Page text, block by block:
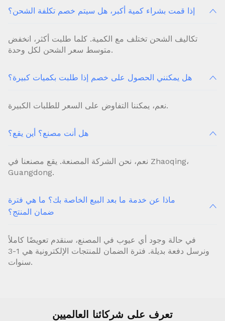
إذا قمت بشراء كمية أكبر، هل سيتم خصم تكلفة الشحن؟
تكاليف الشحن تختلف مع الكمية. كلما طلبت أكثر، انخفض
متوسط ​​سعر الشحن لكل وحدة.
هل يمكنني الحصول على خصم إذا طلبت بكميات كبيرة؟
نعم، يمكننا التفاوض على السعر للطلبات الكبيرة.
هل أنت مصنع؟ أين يقع؟
نعم، نحن الشركة المصنعة. يقع مصنعنا في Zhaoqing،
Guangdong.
ماذا عن خدمة ما بعد البيع الخاصة بك؟ ما هي فترة
ضمان المنتج؟
في حالة وجود أي عيوب في المصنع، سنقدم تعويضًا كاملاً
ونرسل دفعة بديلة. فترة الضمان للمنتجات الإلكترونية هي 1-3
سنوات.
تعرف على شركائنا العالميين